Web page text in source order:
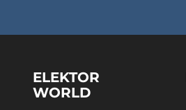
ELEKTOR
WORLD